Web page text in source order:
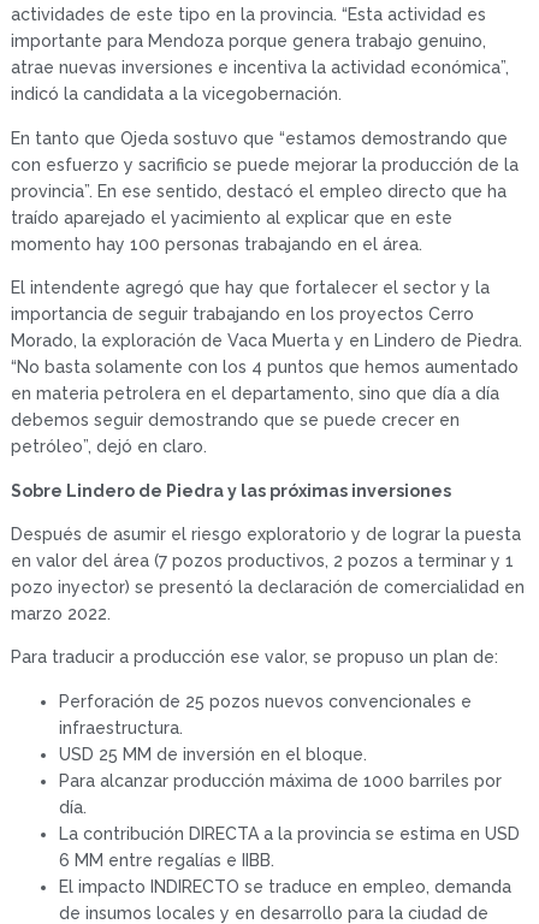
actividades de este tipo en la provincia. “Esta actividad es
importante para Mendoza porque genera trabajo genuino,
atrae nuevas inversiones e incentiva la actividad económica”,
indicó la candidata a la vicegobernación.
En tanto que Ojeda sostuvo que “estamos demostrando que
con esfuerzo y sacrificio se puede mejorar la producción de la
provincia”. En ese sentido, destacó el empleo directo que ha
traído aparejado el yacimiento al explicar que en este
momento hay 100 personas trabajando en el área.
El intendente agregó que hay que fortalecer el sector y la
importancia de seguir trabajando en los proyectos Cerro
Morado, la exploración de Vaca Muerta y en Lindero de Piedra.
“No basta solamente con los 4 puntos que hemos aumentado
en materia petrolera en el departamento, sino que día a día
debemos seguir demostrando que se puede crecer en
petróleo”, dejó en claro.
Sobre Lindero de Piedra y las próximas inversiones
Después de asumir el riesgo exploratorio y de lograr la puesta
en valor del área (7 pozos productivos, 2 pozos a terminar y 1
pozo inyector) se presentó la declaración de comercialidad en
marzo 2022.
Para traducir a producción ese valor, se propuso un plan de:
Perforación de 25 pozos nuevos convencionales e
infraestructura.
USD 25 MM de inversión en el bloque.
Para alcanzar producción máxima de 1000 barriles por
día.
La contribución DIRECTA a la provincia se estima en USD
6 MM entre regalías e IIBB.
El impacto INDIRECTO se traduce en empleo, demanda
de insumos locales y en desarrollo para la ciudad de